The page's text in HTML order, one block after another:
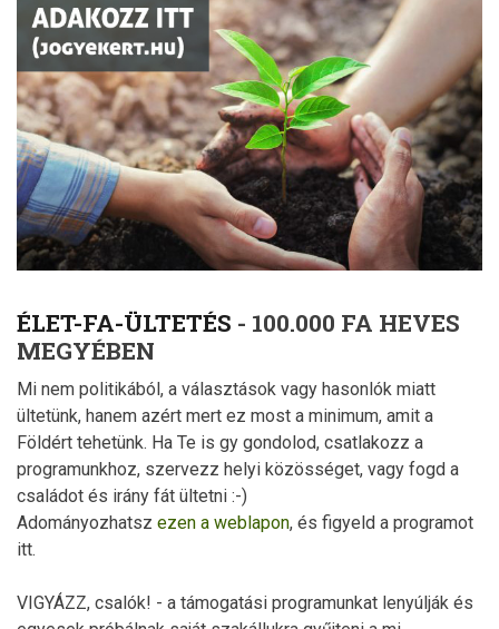
ÉLET-FA-ÜLTETÉS - 100.000 FA HEVES
MEGYÉBEN
Mi nem politikából, a választások vagy hasonlók miatt
ültetünk, hanem azért mert ez most a minimum, amit a
Földért tehetünk. Ha Te is gy gondolod, csatlakozz a
programunkhoz, szervezz helyi közösséget, vagy fogd a
családot és irány fát ültetni :-)
Adományozhatsz ezen a weblapon, és figyeld a programot
itt.
VIGYÁZZ, csalók! - a támogatási programunkat lenyúlják és